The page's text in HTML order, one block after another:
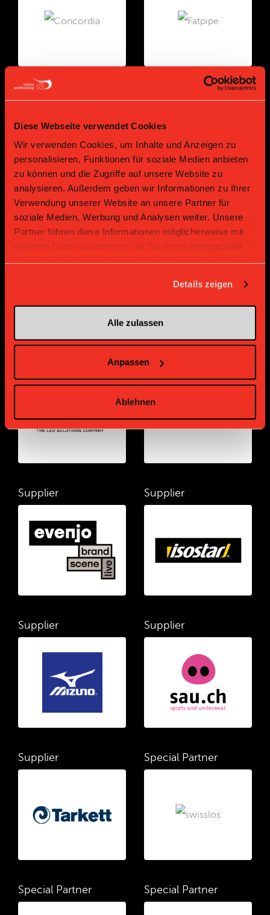
Diese Webseite verwendet Cookies
Wir verwenden Cookies, um Inhalte und Anzeigen zu
personalisieren, Funktionen für soziale Medien anbieten
zu können und die Zugriffe auf unsere Website zu
analysieren. Außerdem geben wir Informationen zu Ihrer
Verwendung unserer Website an unsere Partner für
soziale Medien, Werbung und Analysen weiter. Unsere
Partner führen diese Informationen möglicherweise mit
weiteren Daten zusammen, die Sie ihnen bereitgestellt
Details zeigen
Alle zulassen
Anpassen
Ablehnen
Bronze Partner
Supplier
Supplier Supplier
Supplier Supplier
Supplier Special Partner
Special Partner Special Partner